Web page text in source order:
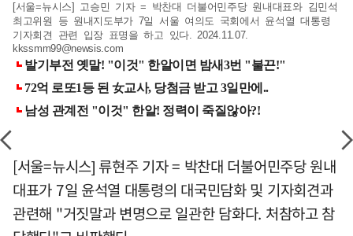
[서울=뉴시스] 고승민 기자 = 박찬대 더불어민주당 원내대표와 김민석
최고위원 등 원내지도부가 7일 서울 여의도 국회에서 윤석열 대통령
기자회견 관련 입장 표명을 하고 있다. 2024.11.07.
kkssmm99@newsis.com
[서울=뉴시스] 류현주 기자 = 박찬대 더불어민주당 원내
대표가 7일 윤석열 대통령의 대국민담화 및 기자회견과
관련해 "거짓말과 변명으로 일관한 담화다. 처참하고 참